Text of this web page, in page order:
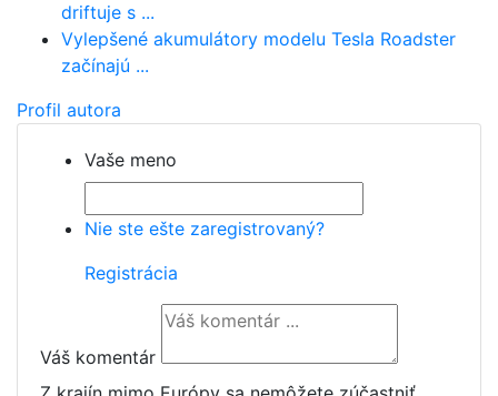
driftuje s ...
Vylepšené akumulátory modelu Tesla Roadster
začínajú ...
Profil autora
Vaše meno
Nie ste ešte zaregistrovaný?
Registrácia
Váš komentár